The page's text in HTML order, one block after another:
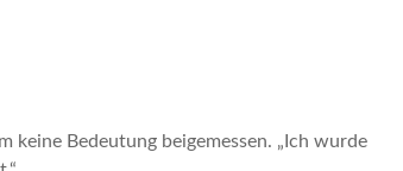
keine Bedeutung beigemessen. „Ich wurde